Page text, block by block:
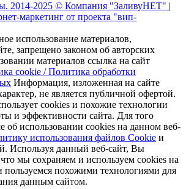
2014-2025 © Компания "ЗаливуНЕТ" |
маркетинг от проекта "вип-
использование материалов,
запрещено законом об авторских
материалов ссылка на сайт
cookie /Политика обработки
Информация, изложенная на сайте
не является публичной офертой.
cookies и похожие технологии
и эффективности сайта. Для того
об использовании cookies на данном веб-
использования файлов Cookie и
Используя данный веб-сайт, Вы
что мы сохраняем и используем cookies на
пользуемся похожими технологиями для
данным сайтом.